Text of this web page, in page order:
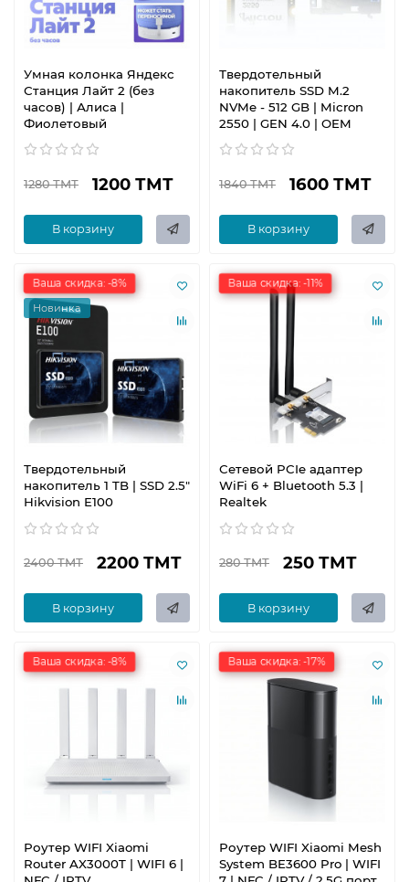
Умная колонка Яндекс
Станция Лайт 2 (без
часов) | Алиса |
Фиолетовый
1280 ТМТ 1200 ТМТ
В корзину
Твердотельный
накопитель SSD M.2
NVMe - 512 GB | Micron
2550 | GEN 4.0 | OEM
1840 ТМТ 1600 ТМТ
В корзину
Ваша скидка: -8%
Новинка
Твердотельный
накопитель 1 TB | SSD 2.5"
Hikvision E100
2400 ТМТ 2200 ТМТ
В корзину
Ваша скидка: -11%
Сетевой PCIe адаптер
WiFi 6 + Bluetooth 5.3 |
Realtek
280 ТМТ 250 ТМТ
В корзину
Ваша скидка: -8%
Роутер WIFI Xiaomi
Router AX3000T | WIFI 6 |
Ваша скидка: -17%
Роутер WIFI Xiaomi Mesh
System BE3600 Pro | WIFI